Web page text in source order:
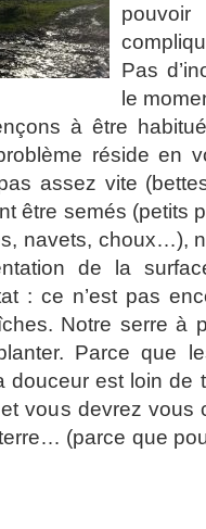
Pas
le
à être
réside en
assez vite
être semés (petits
navets, choux…),
de la
: ce n’est pas
Notre serre à
Parce que
douceur est loin de
vous devrez vous
(parce que